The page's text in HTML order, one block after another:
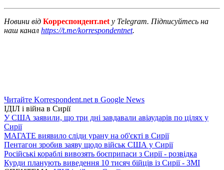
Новини від Корреспондент.net у Telegram. Підписуйтесь на
наш канал https://t.me/korrespondentnet.
Читайте Korrespondent.net в Google News
ІДІЛ і війна в Сирії
У США заявили, що три дні завдавали авіаударів по цілях у
Сирії
МАГАТЕ виявило сліди урану на об'єкті в Сирії
Пентагон зробив заяву щодо військ США у Сирії
Російські кораблі вивозять боєприпаси з Сирії - розвідка
Курди планують виведення 10 тисяч бійців із Сирії - ЗМІ